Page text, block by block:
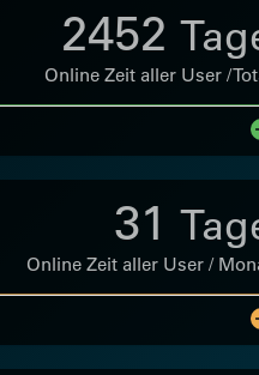
2452
Online Zeit aller User /
31
Online Zeit aller User /